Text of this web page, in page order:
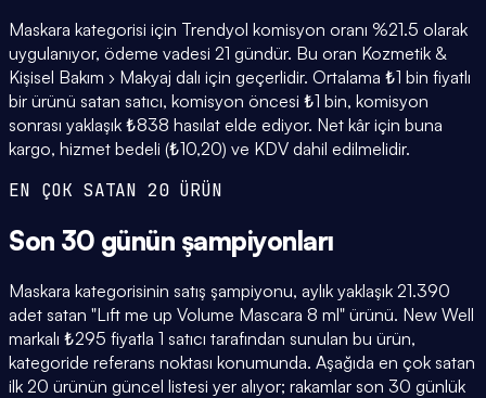
Maskara kategorisi için Trendyol komisyon oranı %21.5 olarak
uygulanıyor, ödeme vadesi 21 gündür. Bu oran Kozmetik &
Kişisel Bakım › Makyaj dalı için geçerlidir. Ortalama ₺1 bin fiyatlı
bir ürünü satan satıcı, komisyon öncesi ₺1 bin, komisyon
sonrası yaklaşık ₺838 hasılat elde ediyor. Net kâr için buna
kargo, hizmet bedeli (₺10,20) ve KDV dahil edilmelidir.
EN ÇOK SATAN 20 ÜRÜN
Son 30 günün şampiyonları
Maskara kategorisinin satış şampiyonu, aylık yaklaşık 21.390
adet satan "Lıft me up Volume Mascara 8 ml" ürünü. New Well
markalı ₺295 fiyatla 1 satıcı tarafından sunulan bu ürün,
kategoride referans noktası konumunda. Aşağıda en çok satan
ilk 20 ürünün güncel listesi yer alıyor; rakamlar son 30 günlük